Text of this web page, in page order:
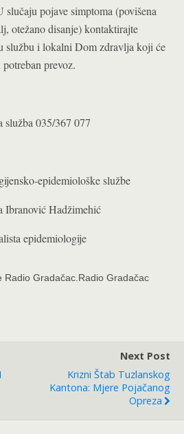
pojave simptoma (povišena
otežano disanje) kontaktirajte
službu i lokalni Dom zdravlja koji će
prevoz.
035/367 077
epidemiološke službe
Ibranović Hadžimehić
epidemiologije
Radio Gradačac
Next Post
Krizni Štab Tuzlanskog
Kantona: Mjere Pojačanog
Opreza